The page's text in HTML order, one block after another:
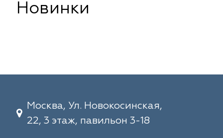
Новинки
Москва, Ул. Новокосинская,
22, 3 этаж, павильон 3-18